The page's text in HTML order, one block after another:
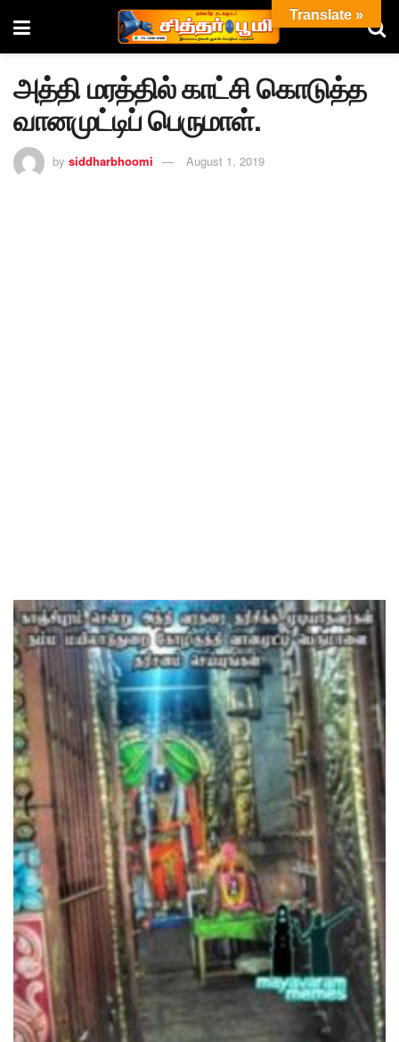
அத்தி மரத்தில் காட்சி கொடுத்த
வானமுட்டிப் பெருமாள்.
by siddharbhoomi August 1, 2019
Translate »